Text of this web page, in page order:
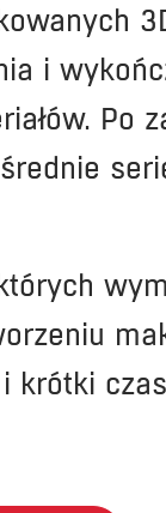
i
Po
krótki